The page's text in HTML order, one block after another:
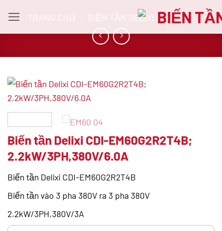
qua
nội
TRANG CHỦ BIẾN TẦN DELIXI CDI-EM60
Biến tần Delixi CDI-EM60G2R2T4B;
2.2kW/3PH,380V/6.0A
Biến tần Delixi CDI-EM60G2R2T4B
Biến tần vào 3 pha 380V ra 3 pha 380V
2.2kW/3PH,380V/3A